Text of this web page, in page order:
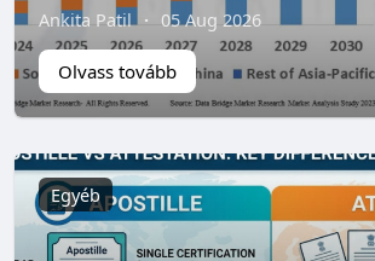
Ankita Patil · 05 Aug 2026
Olvass tovább
Egyéb